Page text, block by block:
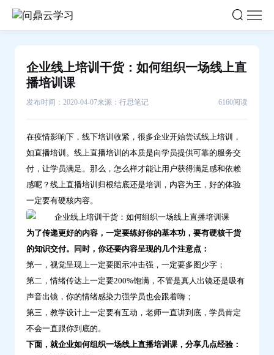
企业线上培训干货：如何组织一场线上直
播培训课
发布时间：2020-04-07来源：行思笔记 6160阅读
在疫情影响下，线下培训收紧，很多企业开始尝试线上培训，
如直播培训。线上直播培训的本质是向学员提供可靠的服务交
付，让学员满足。那么，怎么样才能让用户获得满足感和依赖
感呢？线上直播培训归根结底还是培训，内容为王，好的体验
一定要有硬核内容。
为了传递更好的内容，一定要练好你的基本功，要有硬核干货
的知识交付。同时，你还要内容呈现的几个注意点：
第一，视觉呈现上一定要图示冲击强，一定要多图少字；
第二，情绪传达上一定要200%饱满，不管是真人出镜还是吸有
声音出镜，你的情绪感染力强学员也会跟着嗨；
第三，教学设计上一定要有互动，老师一直讲到底，学员肯定
不会一直跟你到底的。
下面，就企业如何组织一场线上直播培训课，分享几点经验：